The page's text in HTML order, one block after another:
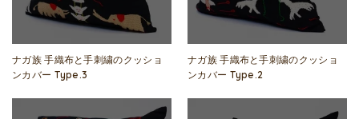
ナガ族 手織布と手刺繍のクッショ
ンカバー Type.3
ナガ族 手織布と手刺繍のクッショ
ンカバー Type.2